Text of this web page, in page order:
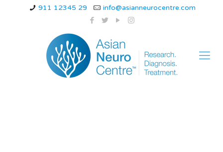
911 12345 29 info@asianneurocentre.com